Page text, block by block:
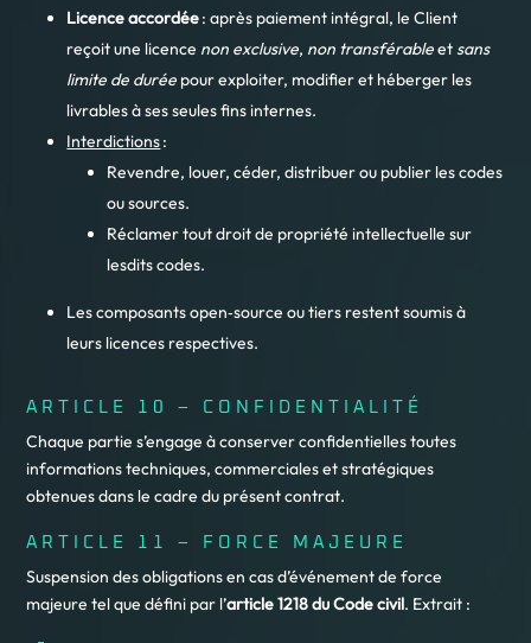
Licence accordée: après paiement intégral, le Client
reçoit une licence non exclusive, non transférableet sans
limite de durée pour exploiter, modifier et héberger les
livrables à ses seules fins internes.
Interdictions:
Revendre, louer, céder, distribuer ou publier les codes
ou sources.
Réclamer tout droit de propriété intellectuelle sur
lesdits codes.
Les composants open‑source ou tiers restent soumis à
leurs licences respectives.
ARTICLE 10 – CONFIDENTIALITÉ
Chaque partie s’engage à conserver confidentielles toutes
informations techniques, commerciales et stratégiques
obtenues dans le cadre du présent contrat.
ARTICLE 11 – FORCE MAJEURE
Suspension des obligations en cas d’événement de force
majeure tel que défini par l’article 1218 du Code civil. Extrait :